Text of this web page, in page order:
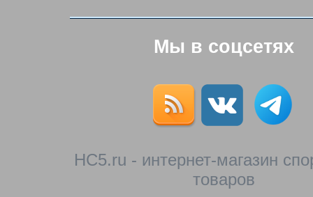
Мы в соцсетях
HC5.ru - интернет-магазин
товаров